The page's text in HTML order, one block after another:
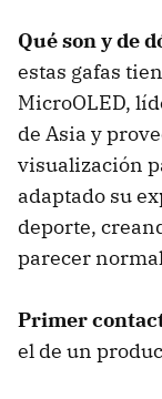
Qué son y de
estas gafas
MicroOLED,
de Asia y
visualización
adaptado su
deporte,
parecer
Primer
el de un